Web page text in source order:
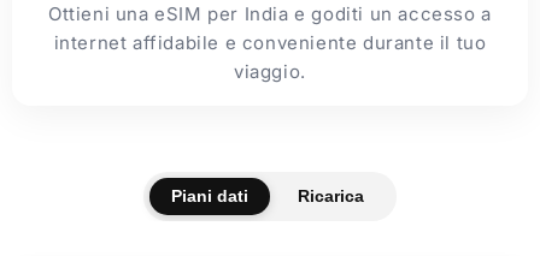
Ottieni una eSIM per India e goditi un accesso a
internet affidabile e conveniente durante il tuo
viaggio.
Piani dati Ricarica